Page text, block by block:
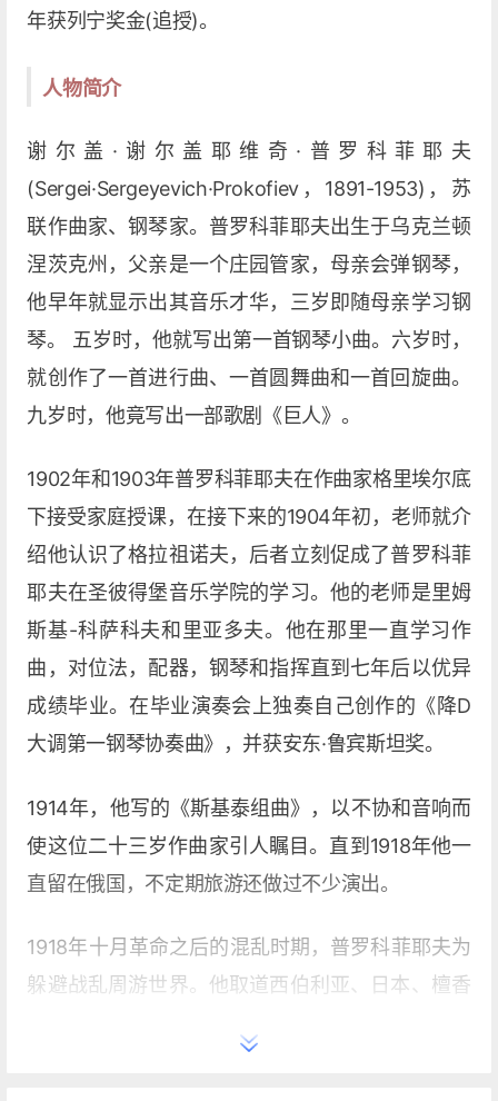
年获列宁奖金(追授)。
人物简介
谢尔盖·谢尔盖耶维奇·普罗科菲耶夫
(Sergei·Sergeyevich·Prokofiev，1891-1953)，苏
联作曲家、钢琴家。普罗科菲耶夫出生于乌克兰顿
涅茨克州，父亲是一个庄园管家，母亲会弹钢琴，
他早年就显示出其音乐才华，三岁即随母亲学习钢
琴。 五岁时，他就写出第一首钢琴小曲。六岁时，
就创作了一首进行曲、一首圆舞曲和一首回旋曲。
九岁时，他竟写出一部歌剧《巨人》。
1902年和1903年普罗科菲耶夫在作曲家格里埃尔底
下接受家庭授课，在接下来的1904年初，老师就介
绍他认识了格拉祖诺夫，后者立刻促成了普罗科菲
耶夫在圣彼得堡音乐学院的学习。他的老师是里姆
斯基-科萨科夫和里亚多夫。他在那里一直学习作
曲，对位法，配器，钢琴和指挥直到七年后以优异
成绩毕业。在毕业演奏会上独奏自己创作的《降D
大调第一钢琴协奏曲》，并获安东·鲁宾斯坦奖。
1914年，他写的《斯基泰组曲》，以不协和音响而
使这位二十三岁作曲家引人瞩目。直到1918年他一
直留在俄国，不定期旅游还做过不少演出。
1918年十月革命之后的混乱时期，普罗科菲耶夫为
躲避战乱周游世界。他取道西伯利亚、日本、檀香